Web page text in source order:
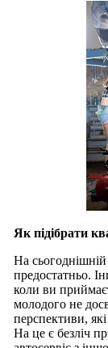
Як підібрати
На сьогоднішній
предостатньо.
коли ви
молодого не
перспективи,
На це є безліч